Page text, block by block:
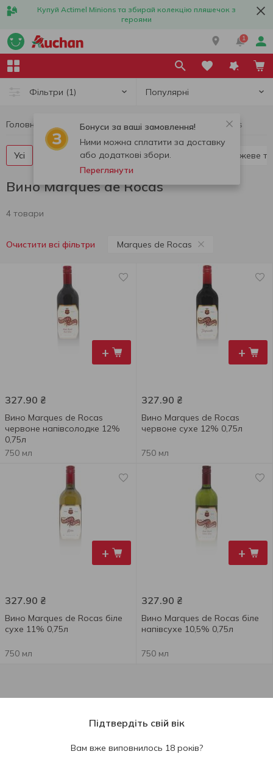
Купуй Actimel Minions та збирай колекцію пляшечок з
героями
1
Фільтри (1) Популярні
Бонуси за ваші замовлення!
Ними можна сплатити за доставку
або додаткові збори.
Переглянути
Головна Алкоголь Вино Вино Marques de Rocas
Усі Червоне тихе вино Біле тихе вино Рожеве
Вино Marques de Rocas
4 товари
Очистити всі фільтри Marques de Rocas
+
327.90 ₴
Вино Marques de Rocas
червоне напівсолодке 12%
0,75л
750 мл
+
327.90 ₴
Вино Marques de Rocas
червоне сухе 12% 0,75л
750 мл
+
327.90 ₴
Вино Marques de Rocas біле
сухе 11% 0,75л
750 мл
+
327.90 ₴
Вино Marques de Rocas біле
напівсухе 10,5% 0,75л
750 мл
Підтвердіть свій вік
Вам вже виповнилось 18 років?